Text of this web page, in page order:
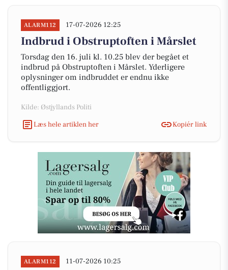
ALARM112 17-07-2026 12:25
Indbrud i Obstruptoften i Mårslet
Torsdag den 16. juli kl. 10.25 blev der begået et
indbrud på Obstruptoften i Mårslet. Yderligere
oplysninger om indbruddet er endnu ikke
offentliggjort.
Kilde: Østjyllands Politi
Læs hele artiklen her
Kopiér link
ALARM112 11-07-2026 10:25